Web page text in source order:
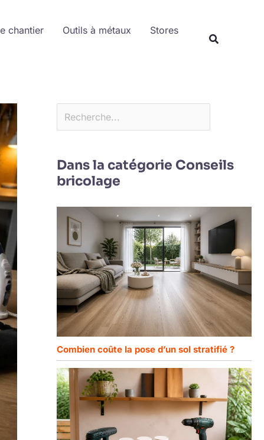
chantier Outils à métaux
Stores
Dans la catégorie Conseils
bricolage
Combien coûte la pose d’un sol stratifié ?